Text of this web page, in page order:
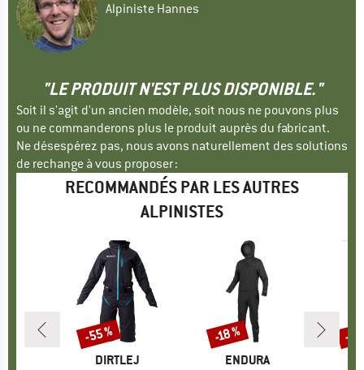
Alpiniste Hannes
"LE PRODUIT N'EST PLUS DISPONIBLE."
Soit il s'agit d'un ancien modèle, soit nous ne pouvons plus
ou ne commanderons plus le produit auprès du fabricant.
Ne désespérez pas, nous avons naturellement des solutions
de rechange à vous proposer :
RECOMMANDÉS PAR LES AUTRES
ALPINISTES
MARQUE
DIRTLEJ
Remise
-55 %
MARQUE
ENDURA
Remise
-18 % -